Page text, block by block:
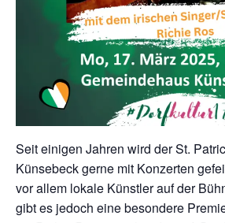
Seit einigen Jahren wird der St.
Künsebeck gerne mit Konzerten
vor allem lokale Künstler auf der
gibt es jedoch eine besondere